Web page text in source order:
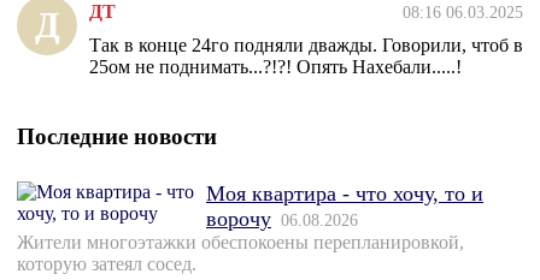
Д ДТ 08:16 06.03.2025
Так в конце 24го подняли дважды. Говорили, чтоб в
25ом не поднимать...?!?! Опять Нахебали.....!
Последние новости
Моя квартира - что хочу, то и
ворочу 06.08.2026
Жители многоэтажки обеспокоены перепланировкой,
которую затеял сосед.